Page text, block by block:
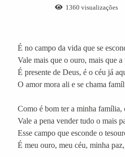
1360 visualizações
É no campo da vida que se
Vale mais que o ouro, mais que
É presente de Deus, é o céu já
O amor mora ali e se chama
Como é bom ter a minha família,
Vale a pena vender tudo o mais
Esse campo que esconde o
É meu ouro, meu céu, minha